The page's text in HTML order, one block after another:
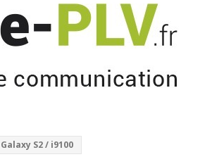
S2 / i9100